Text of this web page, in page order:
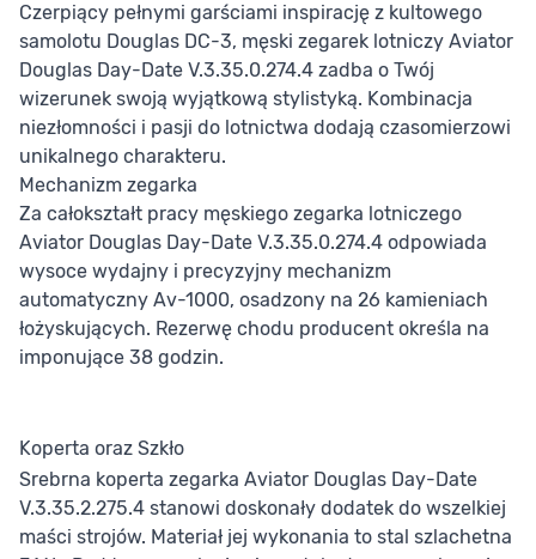
Czerpiący pełnymi garściami inspirację z kultowego
samolotu Douglas DC-3, męski zegarek lotniczy Aviator
Douglas Day-Date V.3.35.0.274.4 zadba o Twój
wizerunek swoją wyjątkową stylistyką. Kombinacja
niezłomności i pasji do lotnictwa dodają czasomierzowi
unikalnego charakteru.
Mechanizm zegarka
Za całokształt pracy męskiego zegarka lotniczego
Aviator Douglas Day-Date V.3.35.0.274.4 odpowiada
wysoce wydajny i precyzyjny mechanizm
automatyczny Av-1000, osadzony na 26 kamieniach
łożyskujących. Rezerwę chodu producent określa na
imponujące 38 godzin.
Koperta oraz Szkło
Srebrna koperta zegarka Aviator Douglas Day-Date
V.3.35.2.275.4 stanowi doskonały dodatek do wszelkiej
maści strojów. Materiał jej wykonania to stal szlachetna